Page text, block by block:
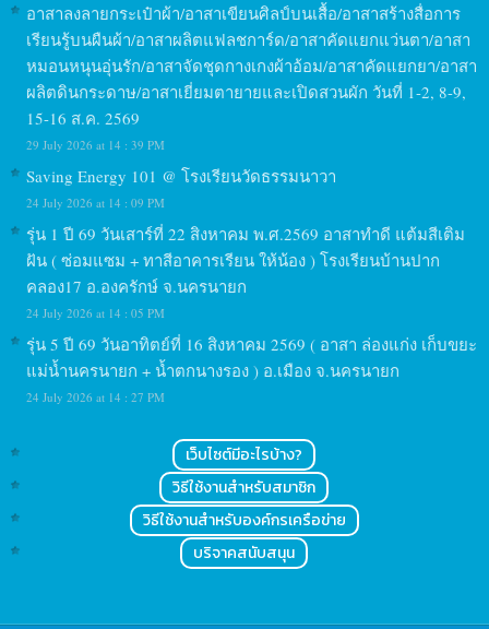
อาสาลงลายกระเป๋าผ้า/อาสาเขียนศิลป์บนเสื้อ/อาสาสร้างสื่อการ
เรียนรู้บนผืนผ้า/อาสาผลิตแฟลชการ์ด/อาสาคัดแยกแว่นตา/อาสา
หมอนหนุนอุ่นรัก/อาสาจัดชุดกางเกงผ้าอ้อม/อาสาคัดแยกยา/อาสา
ผลิตดินกระดาษ/อาสาเยี่ยมตายายและเปิดสวนผัก วันที่ 1-2, 8-9,
15-16 ส.ค. 2569
29 July 2026 at 14 : 39 PM
Saving Energy 101 @ โรงเรียนวัดธรรมนาวา
24 July 2026 at 14 : 09 PM
รุ่น 1 ปี 69 วันเสาร์ที่ 22 สิงหาคม พ.ศ.2569 อาสาทำดี แต้มสีเติม
ฝัน ( ซ่อมแซม + ทาสีอาคารเรียน ให้น้อง ) โรงเรียนบ้านปาก
คลอง17 อ.องครักษ์ จ.นครนายก
24 July 2026 at 14 : 05 PM
รุ่น 5 ปี 69 วันอาทิตย์ที่ 16 สิงหาคม 2569 ( อาสา ล่องแก่ง เก็บขยะ
แม่น้ำนครนายก + น้ำตกนางรอง ) อ.เมือง จ.นครนายก
24 July 2026 at 14 : 27 PM
เว็บไซต์มีอะไรบ้าง?
วิธีใช้งานสำหรับสมาชิก
วิธีใช้งานสำหรับองค์กรเครือข่าย
บริจาคสนับสนุน